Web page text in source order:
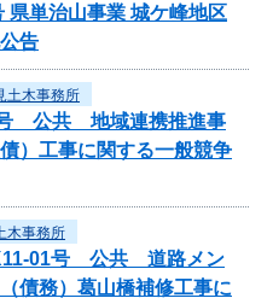
県単治山事業 城ケ峰地区
告
土木事務所
号 公共 地域連携推進事
）工事に関する一般競争
木事務所
01号 公共 道路メン
債務）葛山橋補修工事に